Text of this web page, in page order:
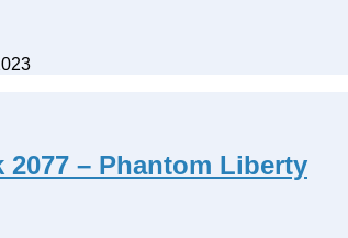
2077 – Phantom Liberty